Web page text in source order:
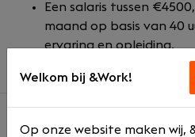
Een salaris tussen
maand op basis van 40
ervaring en opleiding.
Welkom bij &Work!
Op onze website maken wij,